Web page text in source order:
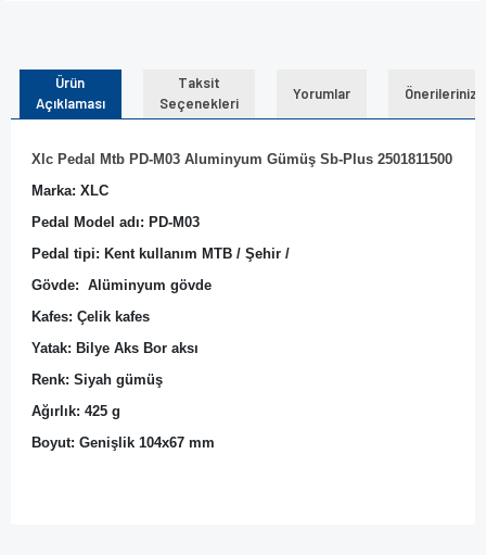
Ürün
Açıklaması
Taksit
Seçenekleri
Yorumlar Önerileriniz
Xlc Pedal Mtb PD-M03 Aluminyum Gümüş Sb-Plus 2501811500
Marka: XLC
Pedal Model adı: PD-M03
Pedal tipi: Kent kullanım MTB / Şehir /
Gövde:  Alüminyum gövde
Kafes: Çelik kafes
Yatak: Bilye Aks Bor aksı
Renk: Siyah gümüş
Ağırlık: 425 g
Boyut: Genişlik 104x67 mm